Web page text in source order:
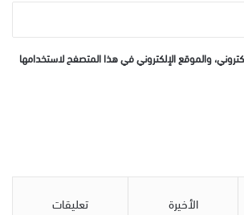
والموقع الإلكتروني في هذا المتصفح لاستخدامها
الأخيرة تعليقات